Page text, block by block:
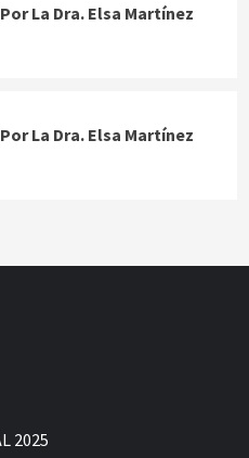
Por La Dra. Elsa Martínez
Por La Dra. Elsa Martínez
2025